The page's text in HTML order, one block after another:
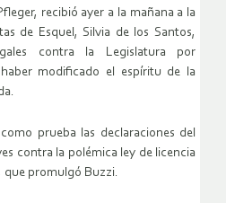
recibió ayer a la mañana a la
de Esquel, Silvia de los Santos,
contra la Legislatura por
modificado el espíritu de la
prueba las declaraciones del
contra la polémica ley de licencia
que promulgó Buzzi.